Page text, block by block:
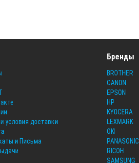
условия доставки
и Письма
Бренды
BROTHER
CANON
EPSON
HP
KYOCERA
LEXMARK
OKI
PANASONIC
RICOH
SAMSUNG